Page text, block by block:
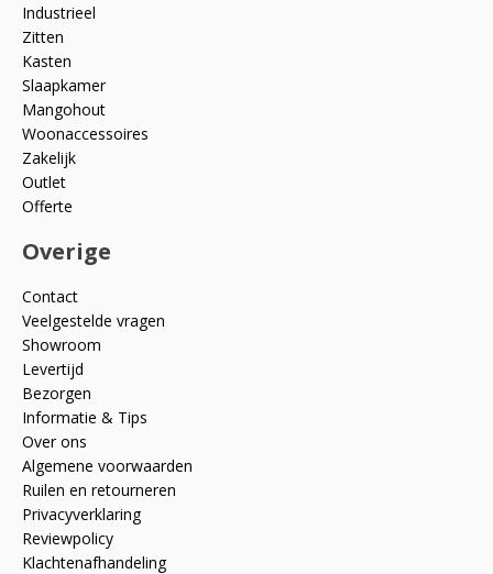
Industrieel
Zitten
Kasten
Slaapkamer
Mangohout
Woonaccessoires
Zakelijk
Outlet
Offerte
Overige
Contact
Veelgestelde vragen
Showroom
Levertijd
Bezorgen
Informatie & Tips
Over ons
Algemene voorwaarden
Ruilen en retourneren
Privacyverklaring
Reviewpolicy
Klachtenafhandeling